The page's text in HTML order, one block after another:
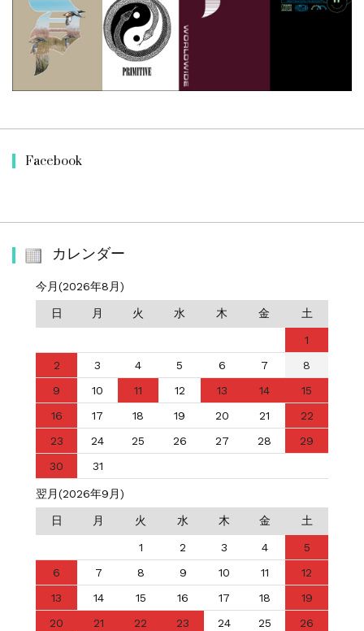
Facebook
カレンダー
今月(2026年8月)
日 月 火 水 木 金 土
1
2
3 4 5 6 7
8
9
10 11 12 13 14
15
16
17 18 19 20 21
22
23
24 25 26 27 28
29
30
31
翌月(2026年9月)
日 月 火 水 木 金 土
1 2 3 4
5
6
7 8 9 10 11
12
13
14 15 16 17 18
19
20
21 22 23 24 25
26